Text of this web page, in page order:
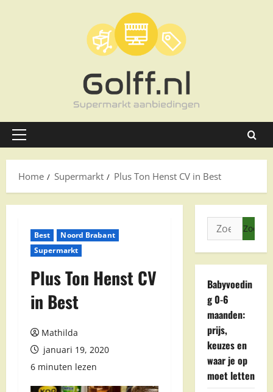
Primair
Home
Supermarkt Plus Ton Henst CV in Best
Best
Noord Brabant
Supermarkt
Plus Ton Henst CV
in Best
Mathilda
januari 19, 2020
6 minuten lezen
Zoeken
naar:
Babyvoedin
g 0-6
maanden:
prijs,
keuzes en
waar je op
moet letten